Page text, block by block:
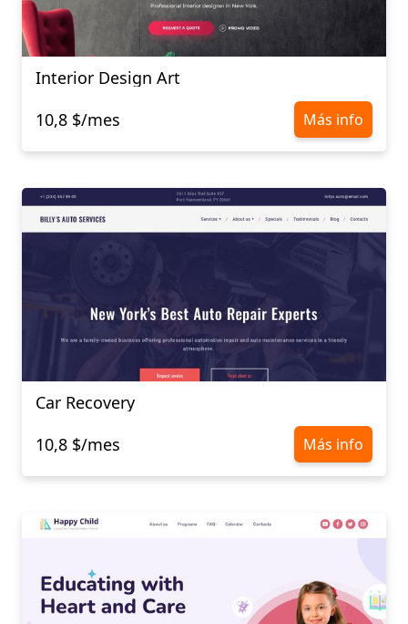
Interior Design Art
10,8 $/mes
Más info
Car Recovery
10,8 $/mes
Más info